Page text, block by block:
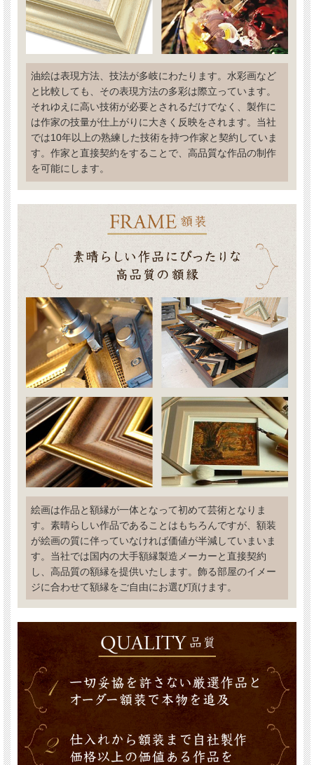
油絵は表現方法、技法が多岐にわたります。水彩画など
と比較しても、その表現方法の多彩は際立っています。
それゆえに高い技術が必要とされるだけでなく、製作に
は作家の技量が仕上がりに大きく反映をされます。当社
では10年以上の熟練した技術を持つ作家と契約していま
す。作家と直接契約をすることで、高品質な作品の制作
を可能にします。
絵画は作品と額縁が一体となって初めて芸術となりま
す。素晴らしい作品であることはもちろんですが、額装
が絵画の質に伴っていなければ価値が半減していまいま
す。当社では国内の大手額縁製造メーカーと直接契約
し、高品質の額縁を提供いたします。飾る部屋のイメー
ジに合わせて額縁をご自由にお選び頂けます。